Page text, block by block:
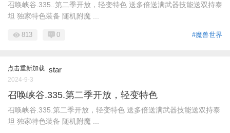
召唤峡谷.335..第二季开放，轻变特色 送多倍送满武器技能送双持泰
坦 独家特色装备 随机附魔 ...
#魔兽世界
813 0
点击重新加载 star
2024-9-3
召唤峡谷.335.第二季开放，轻变特色
召唤峡谷.335.第二季开放，轻变特色 送多倍送满武器技能送双持泰
坦 独家特色装备 随机附魔 ...